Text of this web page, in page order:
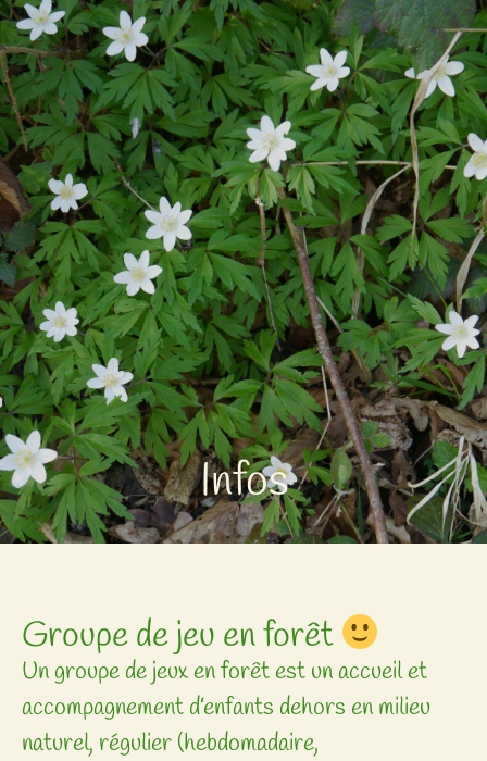
Chouette-forêt
​Infos
​Groupe de jeu en forêt
Un groupe de jeux en forêt est un accueil et
accompagnement d’enfants dehors en milieu
naturel, régulier (hebdomadaire,